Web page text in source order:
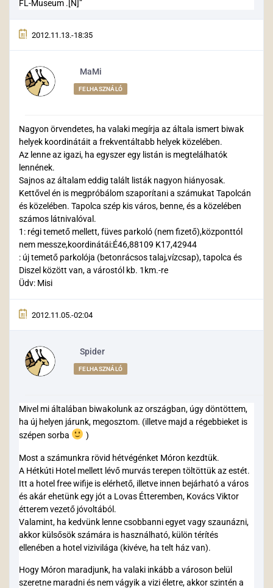
FL-Museum .[N]”
2012.11.13.-18:35
MaMi
FELHASZNÁLÓ
Nagyon örvendetes, ha valaki megírja az általa ismert biwak
helyek koordinátáit a frekventáltabb helyek közelében.
Az lenne az igazi, ha egyszer egy listán is megtelálhatók
lennének.
Sajnos az általam eddig talált listák nagyon hiányosak.
Kettővel én is megpróbálom szaporítani a számukat Tapolcán
és közelében. Tapolca szép kis város, benne, és a közelében
számos látnivalóval.
1: régi temető mellett, füves parkoló (nem fizető),központtól
nem messze,koordinátái:É46,88109 K17,42944
: új temető parkolója (betonrácsos talaj,vízcsap), tapolca és
Diszel között van, a várostól kb. 1km.-re
Üdv: Misi
2012.11.05.-02:04
Spider
FELHASZNÁLÓ
Mivel mi általában biwakolunk az országban, úgy döntöttem,
ha új helyen járunk, megosztom. (illetve majd a régebbieket is
szépen sorba
)
Most a számunkra rövid hétvégénket Móron kezdtük.
A Hétkúti Hotel mellett lévő murvás terepen töltöttük az estét.
Itt a hotel free wifije is elérhető, illetve innen bejárható a város
és akár ehetünk egy jót a Lovas Étteremben, Kovács Viktor
étterem vezető jóvoltából.
Valamint, ha kedvünk lenne csobbanni egyet vagy szaunázni,
akkor külsősök számára is használható, külön térítés
ellenében a hotel vizivilága (kivéve, ha telt ház van).
Hogy Móron maradjunk, ha valaki inkább a városon belül
szeretne maradni és nem vágyik a vizi életre, akkor szintén a